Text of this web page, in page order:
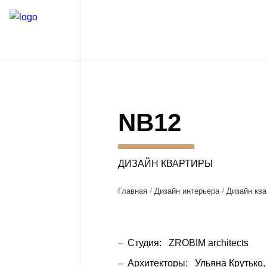
NB12
ДИЗАЙН КВАРТИРЫ
Главная Дизайн интерьера Дизайн
Студия: ZROBIM architects
Архитекторы: Ульяна Крутько